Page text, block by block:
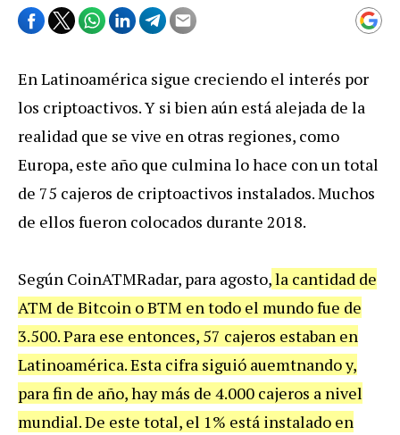
En Latinoamérica sigue creciendo el interés por
los criptoactivos. Y si bien aún está alejada de la
realidad que se vive en otras regiones, como
Europa, este año que culmina lo hace con un total
de 75 cajeros de criptoactivos instalados. Muchos
de ellos fueron colocados durante 2018.
Según CoinATMRadar, para agosto,la cantidad de
ATM de Bitcoin o BTM en todo el mundo fue de
3.500. Para ese entonces, 57 cajeros estaban en
Latinoamérica. Esta cifra siguió auemtnando y,
para fin de año, hay más de 4.000 cajeros a nivel
mundial. De este total, el 1% está instalado en